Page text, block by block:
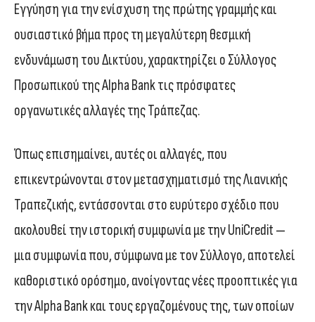
Εγγύηση για την ενίσχυση της πρώτης γραμμής και
ουσιαστικό βήμα προς τη μεγαλύτερη θεσμική
ενδυνάμωση του Δικτύου, χαρακτηρίζει ο Σύλλογος
Προσωπικού της Alpha Bank τις πρόσφατες
οργανωτικές αλλαγές της Τράπεζας.
Όπως επισημαίνει, αυτές οι αλλαγές, που
επικεντρώνονται στον μετασχηματισμό της Λιανικής
Τραπεζικής, εντάσσονται στο ευρύτερο σχέδιο που
ακολουθεί την ιστορική συμφωνία με την UniCredit —
μια συμφωνία που, σύμφωνα με τον Σύλλογο, αποτελεί
καθοριστικό ορόσημο, ανοίγοντας νέες προοπτικές για
την Alpha Bank και τους εργαζομένους της, των οποίων